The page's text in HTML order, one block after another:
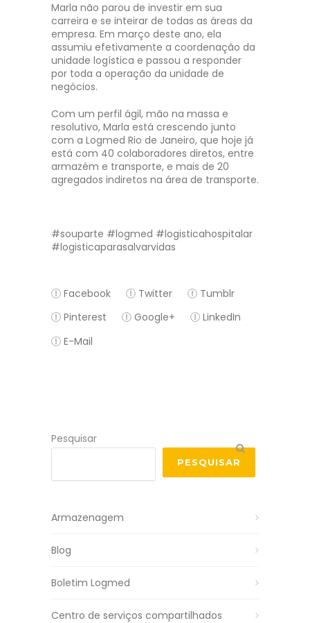
Marla não parou de investir em sua
carreira e se inteirar de todas as áreas da
empresa. Em março deste ano, ela
assumiu efetivamente a coordenação da
unidade logística e passou a responder
por toda a operação da unidade de
negócios.
Com um perfil ágil, mão na massa e
resolutivo, Marla está crescendo junto
com a Logmed Rio de Janeiro, que hoje já
está com 40 colaboradores diretos, entre
armazém e transporte, e mais de 20
agregados indiretos na área de transporte.
#souparte #logmed #logisticahospitalar
#logisticaparasalvarvidas
Facebook Twitter
Tumblr
Pinterest
Google+
LinkedIn
E-Mail
Pesquisar
PESQUISAR
Armazenagem
Blog
Boletim Logmed
Centro de serviços compartilhados